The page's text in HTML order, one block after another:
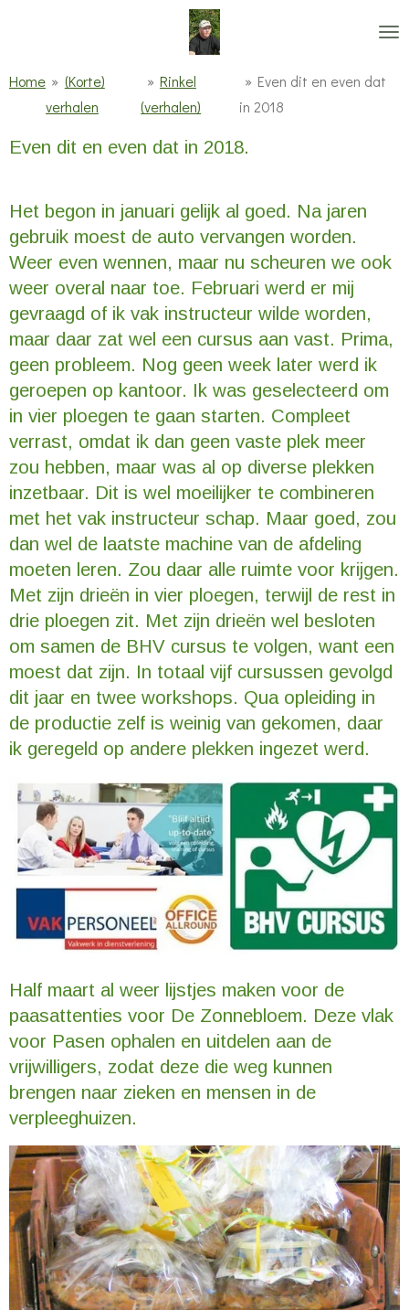
Home » (Korte)
verhalen
» Rinkel
(verhalen)
» Even dit en even dat
in 2018
Even dit en even dat in 2018.
Het begon in januari gelijk al goed. Na jaren
gebruik moest de auto vervangen worden.
Weer even wennen, maar nu scheuren we ook
weer overal naar toe. Februari werd er mij
gevraagd of ik vak instructeur wilde worden,
maar daar zat wel een cursus aan vast. Prima,
geen probleem. Nog geen week later werd ik
geroepen op kantoor. Ik was geselecteerd om
in vier ploegen te gaan starten. Compleet
verrast, omdat ik dan geen vaste plek meer
zou hebben, maar was al op diverse plekken
inzetbaar. Dit is wel moeilijker te combineren
met het vak instructeur schap. Maar goed, zou
dan wel de laatste machine van de afdeling
moeten leren. Zou daar alle ruimte voor krijgen.
Met zijn drieën in vier ploegen, terwijl de rest in
drie ploegen zit. Met zijn drieën wel besloten
om samen de BHV cursus te volgen, want een
moest dat zijn. In totaal vijf cursussen gevolgd
dit jaar en twee workshops. Qua opleiding in
de productie zelf is weinig van gekomen, daar
ik geregeld op andere plekken ingezet werd.
Half maart al weer lijstjes maken voor de
paasattenties voor De Zonnebloem. Deze vlak
voor Pasen ophalen en uitdelen aan de
vrijwilligers, zodat deze die weg kunnen
brengen naar zieken en mensen in de
verpleeghuizen.